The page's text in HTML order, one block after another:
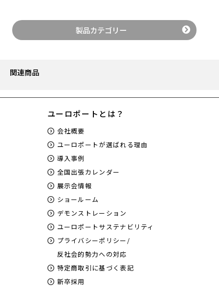
製品カテゴリー
関連商品
ユーロポートとは？
会社概要
ユーロポートが選ばれる理由
導入事例
全国出張カレンダー
展示会情報
ショールーム
デモンストレーション
ユーロポートサステナビリティ
プライバシーポリシー/
反社会的勢力への対応
特定商取引に基づく表記
新卒採用